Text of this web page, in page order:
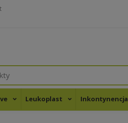
Leukoplast Inkontynencja